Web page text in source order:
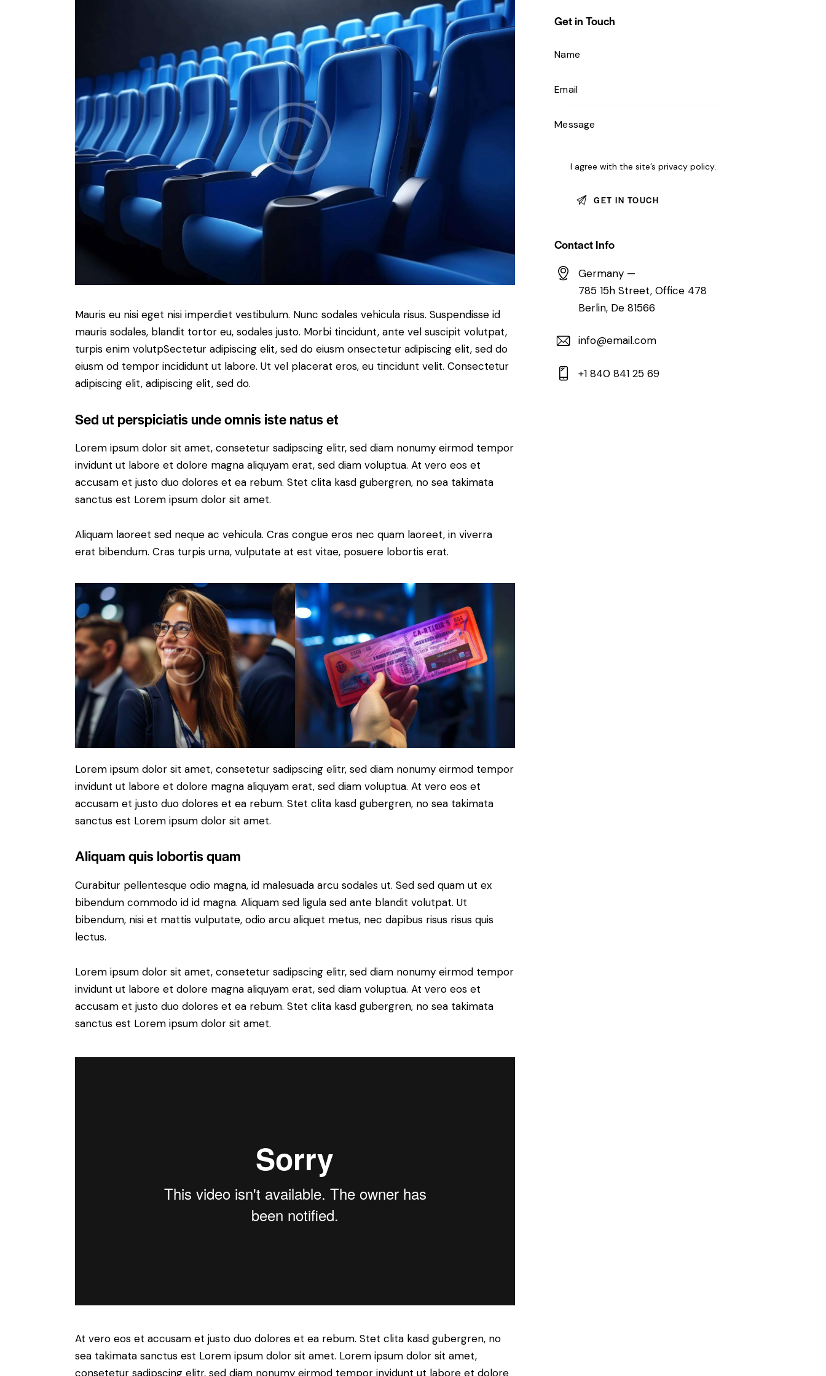
Mauris eu nisi eget nisi imperdiet vestibulum. Nunc sodales vehicula risus. Suspendisse id
mauris sodales, blandit tortor eu, sodales justo. Morbi tincidunt, ante vel suscipit volutpat,
turpis enim volutpSectetur adipiscing elit, sed do eiusm onsectetur adipiscing elit, sed do
eiusm od tempor incididunt ut labore. Ut vel placerat eros, eu tincidunt velit. Consectetur
adipiscing elit, adipiscing elit, sed do.
Sed ut perspiciatis unde omnis iste natus et
Lorem ipsum dolor sit amet, consetetur sadipscing elitr, sed diam nonumy eirmod tempor
invidunt ut labore et dolore magna aliquyam erat, sed diam voluptua. At vero eos et
accusam et justo duo dolores et ea rebum. Stet clita kasd gubergren, no sea takimata
sanctus est Lorem ipsum dolor sit amet.
Aliquam laoreet sed neque ac vehicula. Cras congue eros nec quam laoreet, in viverra
erat bibendum. Cras turpis urna, vulputate at est vitae, posuere lobortis erat.
Lorem ipsum dolor sit amet, consetetur sadipscing elitr, sed diam nonumy eirmod tempor
invidunt ut labore et dolore magna aliquyam erat, sed diam voluptua. At vero eos et
accusam et justo duo dolores et ea rebum. Stet clita kasd gubergren, no sea takimata
sanctus est Lorem ipsum dolor sit amet.
Aliquam quis lobortis quam
Curabitur pellentesque odio magna, id malesuada arcu sodales ut. Sed sed quam ut ex
bibendum commodo id id magna. Aliquam sed ligula sed ante blandit volutpat. Ut
bibendum, nisi et mattis vulputate, odio arcu aliquet metus, nec dapibus risus risus quis
lectus.
Lorem ipsum dolor sit amet, consetetur sadipscing elitr, sed diam nonumy eirmod tempor
invidunt ut labore et dolore magna aliquyam erat, sed diam voluptua. At vero eos et
accusam et justo duo dolores et ea rebum. Stet clita kasd gubergren, no sea takimata
sanctus est Lorem ipsum dolor sit amet.
At vero eos et accusam et justo duo dolores et ea rebum. Stet clita kasd gubergren, no
sea takimata sanctus est Lorem ipsum dolor sit amet. Lorem ipsum dolor sit amet,
consetetur sadipscing elitr, sed diam nonumy eirmod tempor invidunt ut labore et dolore
Get in Touch
I agree with the site’s privacy policy.
Contact Info
Germany —
785 15h Street, Office 478
Berlin, De 81566
info@email.com
+1 840 841 25 69